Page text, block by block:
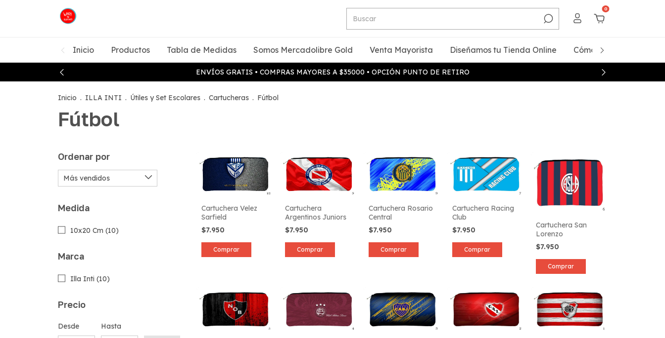
0
Inicio Productos Tabla de Medidas Somos Mercadolibre Gold Venta Mayorista Diseñamos tu Tienda Online Cómo Comprar
ENVÍOS GRATIS • COMPRAS MAYORES A $35000 • OPCIÓN PUNTO DE RETIRO
Inicio . ILLA INTI . Útiles y Set Escolares . Cartucheras . Fútbol
Fútbol
Ordenar por
Medida
10x20 Cm (10)
Marca
Illa Inti (10)
Precio
Desde Hasta
Cartuchera Velez
Sarfield
$7.950
Comprar
Cartuchera
Argentinos Juniors
$7.950
Comprar
Cartuchera Rosario
Central
$7.950
Comprar
Cartuchera Racing
Club
$7.950
Comprar
Cartuchera San
Lorenzo
$7.950
Comprar